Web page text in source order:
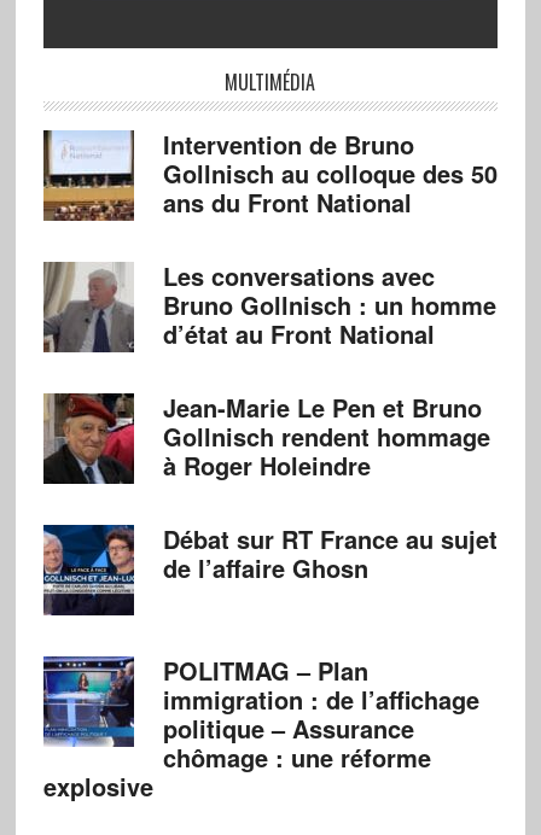
MULTIMÉDIA
Intervention de Bruno
Gollnisch au colloque des 50
ans du Front National
Les conversations avec
Bruno Gollnisch : un homme
d’état au Front National
Jean-Marie Le Pen et Bruno
Gollnisch rendent hommage
à Roger Holeindre
Débat sur RT France au sujet
de l’affaire Ghosn
POLITMAG – Plan
immigration : de l’affichage
politique – Assurance
chômage : une réforme
explosive